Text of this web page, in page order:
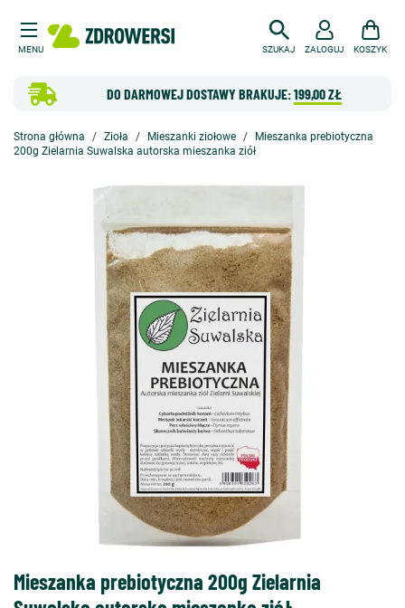
MENU SZUKAJ
DO DARMOWEJ DOSTAWY BRAKUJE:199,00 ZŁ
ZALOGUJ KOSZYK
Strona główna Zioła Mieszanki ziołowe
Mieszanka prebiotyczna
200g Zielarnia Suwalska autorska mieszanka ziół
Mieszanka prebiotyczna 200g Zielarnia